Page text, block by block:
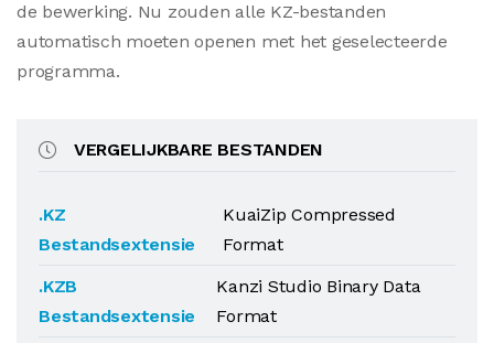
de bewerking. Nu zouden alle KZ-bestanden
automatisch moeten openen met het geselecteerde
programma.
VERGELIJKBARE BESTANDEN
.KZ
Bestandsextensie
KuaiZip Compressed
Format
.KZB
Bestandsextensie
Kanzi Studio Binary Data
Format